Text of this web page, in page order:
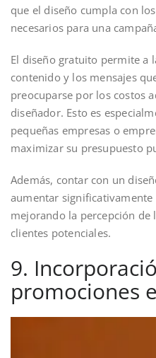
que el diseño cumpla con
necesarios para una
El diseño gratuito permite a
contenido y los mensajes
preocuparse por los costos
diseñador. Esto es
pequeñas empresas o
maximizar su presupuesto
Además, contar con un
aumentar
mejorando la percepción de
clientes potenciales.
9.
promociones